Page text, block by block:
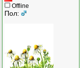
Offline
Пол: